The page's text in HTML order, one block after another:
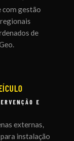
gestão
de
E
externas,
instalação